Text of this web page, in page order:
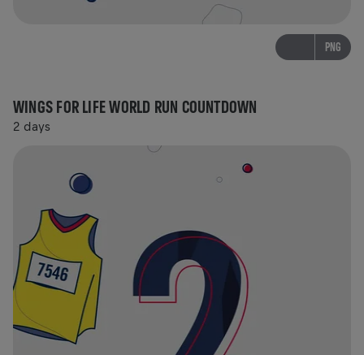
PNG
WINGS FOR LIFE WORLD RUN COUNTDOWN
2 days